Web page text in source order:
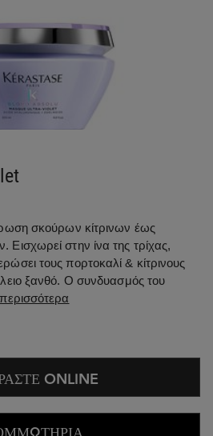
σκούρων κίτρινων έως
στην ίνα της τρίχας,
τους πορτοκαλί & κίτρινους
ξανθό. Ο συνδυασμός του
ONLINE